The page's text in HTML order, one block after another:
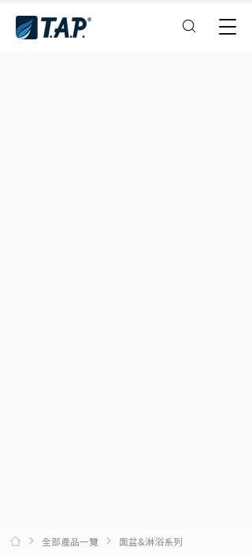
全部產品一覽 面盆&淋浴系列